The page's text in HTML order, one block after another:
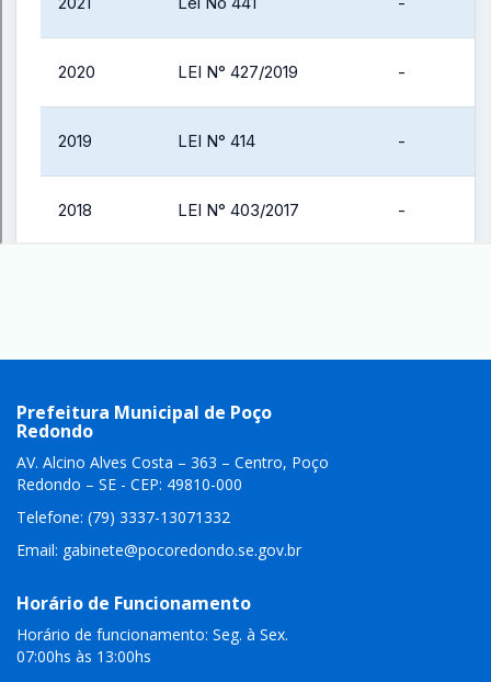
Prefeitura Municipal de Poço
Redondo
AV. Alcino Alves Costa – 363 – Centro, Poço
Redondo – SE - CEP: 49810-000
Telefone: (79) 3337-13071332
Email: gabinete@pocoredondo.se.gov.br
Horário de Funcionamento
Horário de funcionamento: Seg. à Sex.
07:00hs às 13:00hs